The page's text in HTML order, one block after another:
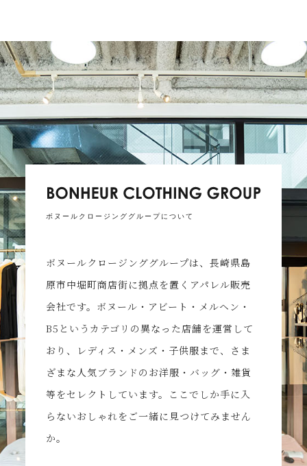
ボヌールクロージンググループについて
ボヌールクロージンググループは、長崎県島
原市中堀町商店街に拠点を置くアパレル販売
会社です。ボヌール・アビート・メルヘン・
B5というカテゴリの異なった店舗を運営して
おり、レディス・メンズ・子供服まで、さま
ざまな人気ブランドのお洋服・バッグ・雑貨
等をセレクトしています。ここでしか手に入
らないおしゃれをご一緒に見つけてみません
か。